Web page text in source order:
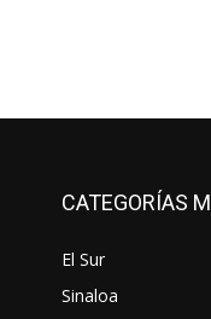
CATEGORÍAS
El Sur
Sinaloa